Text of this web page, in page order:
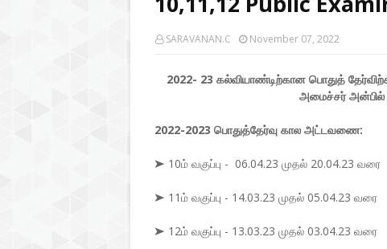
SARAVANAN.C November 07, 2022
2022- 23 கல்வியாண்டிற்கான பொதுத்
அமைச்சர் அன்பில்
2022-2023 பொதுத்தேர்வு கால அட்டவணை:
➤ 10ம் வகுப்பு - 06.04.23 முதல் 20.04.23 வரை
➤ 11ம் வகுப்பு - 14.03.23 முதல் 05.04.23 வரை
➤ 12ம் வகுப்பு - 13.03.23 முதல் 03.04.23 வரை